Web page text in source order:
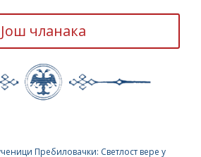
Још чланака
Пребиловачки: Светлост вере у